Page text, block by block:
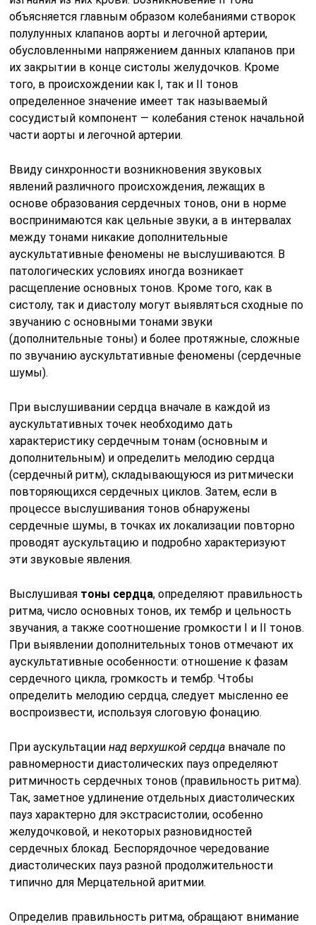
объясняется главным образом колебаниями створок
полулунных клапанов аорты и легочной артерии,
обусловленными напряжением данных клапанов при
их закрытии в конце систолы желудочков. Кроме
того, в происхождении как I, так и II тонов
определенное значение имеет так называемый
сосудистый компонент — колебания стенок начальной
части аорты и легочной артерии.
Ввиду синхронности возникновения звуковых
явлений различ­ного происхождения, лежащих в
основе образования сердечных тонов, они в норме
воспринимаются как цельные звуки, а в интерва­лах
между тонами никакие дополнительные
аускультативные фено­мены не выслушиваются. В
патологических условиях иногда возни­кает
расщепление основных тонов. Кроме того, как в
систолу, так и диастолу могут выявляться сходные по
звучанию с основными тонами звуки
(дополнительные тоны) и более протяжные, сложные
по звучанию аускультативные феномены (сердечные
шумы).
При выслушивании сердца вначале в каждой из
аускультативных точек необходимо дать
характеристику сердечным тонам (основным и
дополнительным) и определить мелодию сердца
(сердечный ритм), складывающуюся из ритмически
повторяющихся сердечных циклов. Затем, если в
процессе выслушивания тонов обнаружены
сердечные шумы, в точках их локализации повторно
проводят аускультацию и подробно характеризуют
эти звуковые явления.
Выслушивая тоны сердца, определяют правильность
ритма, число основных тонов, их тембр и цельность
звучания, а также соотношение громкости I и II тонов.
При выявлении дополнительных тонов отмечают их
аускультативные особенности: отношение к фазам
сер­дечного цикла, громкость и тембр. Чтобы
определить мелодию сердца, следует мысленно ее
воспроизвести, используя слоговую фонацию.
При аускультациинад верхушкой сердца вначале по
равномерно­сти диастолических пауз определяют
ритмичность сердечных тонов (правильность ритма).
Так, заметное удлинение отдельных диастолических
пауз характерно для экстрасистолии, особенно
желудочковой, и некоторых разновидностей
сердечных блокад. Беспорядочное чере­дование
диастолических пауз разной продолжительности
типично для Мерцательной аритмии.
Определив правильность ритма, обращают внимание